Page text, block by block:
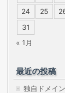
24
25
31
« 1月
最近の投稿
独自ドメイ